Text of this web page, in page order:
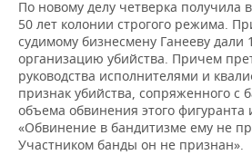
По новому делу четверка получила
50 лет колонии строгого режима.
судимому бизнесмену Ганееву дали
организацию убийства. Причем
руководства исполнителями и
признак убийства, сопряженного с
объема обвинения этого фигуранта
«Обвинение в бандитизме ему не
Участником банды он не признан».